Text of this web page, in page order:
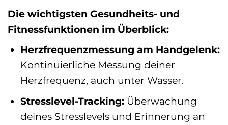
Die wichtigsten Gesundheits- und
Fitnessfunktionen im Überblick:
Herzfrequenzmessung am Handgelenk:
Kontinuierliche Messung deiner
Herzfrequenz, auch unter Wasser.
Stresslevel-Tracking:Überwachung
deines Stresslevels und Erinnerung an